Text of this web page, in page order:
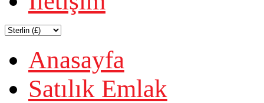
Anasayfa
Satılık Emlak